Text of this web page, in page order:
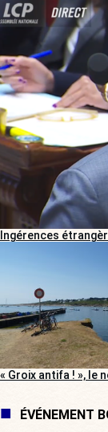
Ingérences
« Groix antifa ! », le
ÉVÉNEMENT